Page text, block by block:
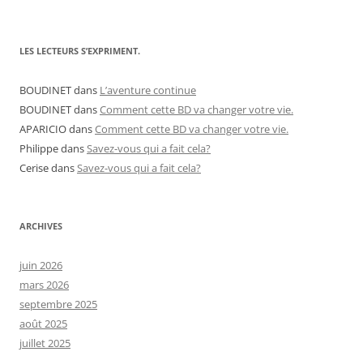
LES LECTEURS S’EXPRIMENT.
BOUDINETdans L’aventure continue
BOUDINETdansComment cette BD va changer votre vie.
APARICIOdansComment cette BD va changer votre vie.
PhilippedansSavez-vous qui a fait cela?
CerisedansSavez-vous qui a fait cela?
ARCHIVES
juin 2026
mars 2026
septembre 2025
août 2025
juillet 2025